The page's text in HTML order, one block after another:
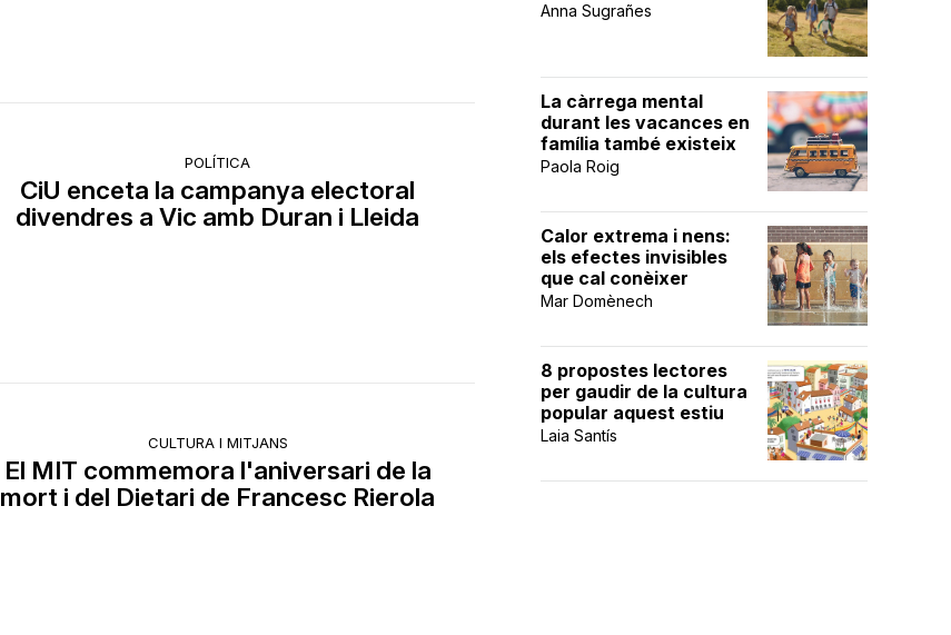
POLÍTICA
CiU enceta la campanya electoral
divendres a Vic amb Duran i Lleida
CULTURA I MITJANS
El MIT commemora l'aniversari de la
mort i del Dietari de Francesc Rierola
Anna Sugrañes
La càrrega mental
durant les vacances en
família també existeix
Paola Roig
Calor extrema i nens:
els efectes invisibles
que cal conèixer
Mar Domènech
8 propostes lectores
per gaudir de la cultura
popular aquest estiu
Laia Santís